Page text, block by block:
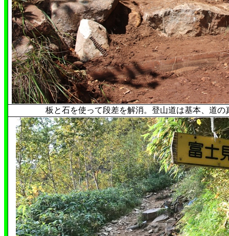
板と石を使って段差を解消。登山道は基本、道の